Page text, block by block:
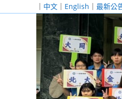
｜ 中文 ｜ English ｜ 最新公